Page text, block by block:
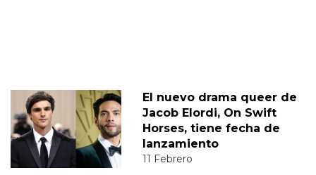
El nuevo drama queer de
Jacob Elordi, On Swift
Horses, tiene fecha de
lanzamiento
11 Febrero